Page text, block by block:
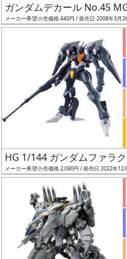
グ
レ
ケ
ル
ガンダムデカール No.45
メーカー希望小売価格 440円 / 発売日 2008年3月
HG 1/144 ガンダムファラク
メーカー希望小売価格 2,090円 / 発売日 2022年12